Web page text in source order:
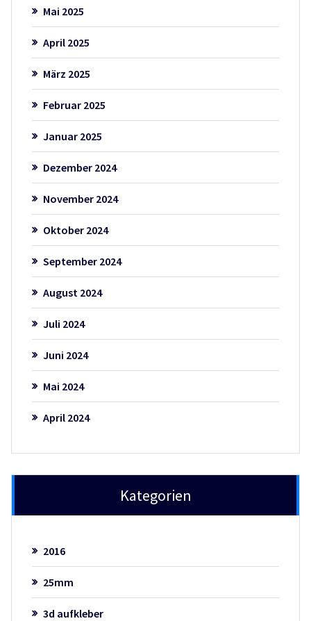
Mai 2025
April 2025
März 2025
Februar 2025
Januar 2025
Dezember 2024
November 2024
Oktober 2024
September 2024
August 2024
Juli 2024
Juni 2024
Mai 2024
April 2024
Kategorien
2016
25mm
3d aufkleber